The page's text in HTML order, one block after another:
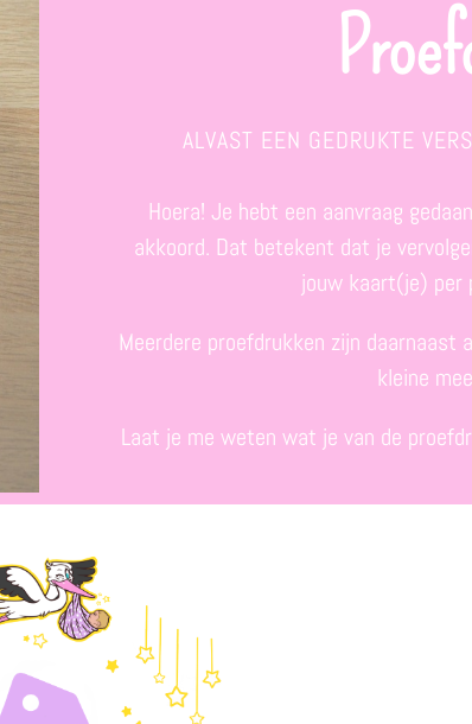
ALVAST EEN GEDRUKTE
Hoera! Je hebt een aanvraag
akkoord. Dat betekent dat je
jouw kaart(je) per
Meerdere proefdrukken zijn
kleine
Laat je me weten wat je van de